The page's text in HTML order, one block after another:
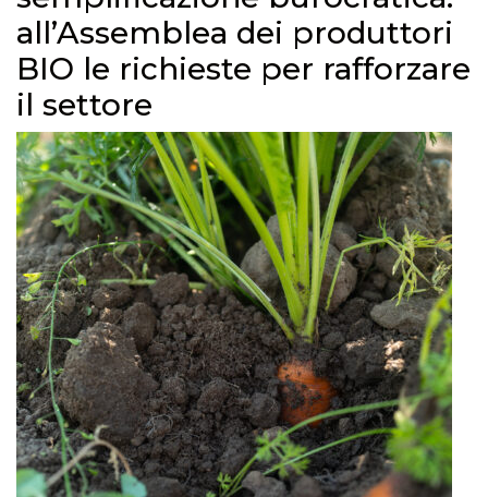
all’Assemblea dei produttori
BIO le richieste per rafforzare
il settore